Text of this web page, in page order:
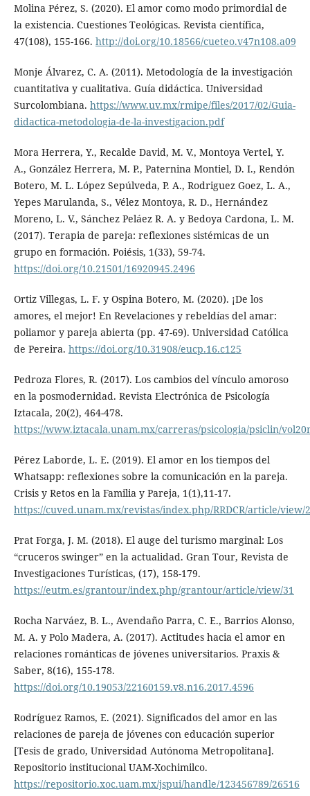
Molina Pérez, S. (2020). El amor como modo primordial de
la existencia. Cuestiones Teológicas. Revista científica,
47(108), 155-166. http://doi.org/10.18566/cueteo.v47n108.a09
Monje Álvarez, C. A. (2011). Metodología de la investigación
cuantitativa y cualitativa. Guía didáctica. Universidad
Surcolombiana. https://www.uv.mx/rmipe/files/2017/02/Guia-
didactica-metodologia-de-la-investigacion.pdf
Mora Herrera, Y., Recalde David, M. V., Montoya Vertel, Y.
A., González Herrera, M. P., Paternina Montiel, D. I., Rendón
Botero, M. L. López Sepúlveda, P. A., Rodriguez Goez, L. A.,
Yepes Marulanda, S., Vélez Montoya, R. D., Hernández
Moreno, L. V., Sánchez Peláez R. A. y Bedoya Cardona, L. M.
(2017). Terapia de pareja: reflexiones sistémicas de un
grupo en formación. Poiésis, 1(33), 59-74.
https://doi.org/10.21501/16920945.2496
Ortiz Villegas, L. F. y Ospina Botero, M. (2020). ¡De los
amores, el mejor! En Revelaciones y rebeldías del amar:
poliamor y pareja abierta (pp. 47-69). Universidad Católica
de Pereira. https://doi.org/10.31908/eucp.16.c125
Pedroza Flores, R. (2017). Los cambios del vínculo amoroso
en la posmodernidad. Revista Electrónica de Psicología
Iztacala, 20(2), 464-478.
https://www.iztacala.unam.mx/carreras/psicologia/psiclin/
Pérez Laborde, L. E. (2019). El amor en los tiempos del
Whatsapp: reflexiones sobre la comunicación en la pareja.
Crisis y Retos en la Familia y Pareja, 1(1),11-17.
https://cuved.unam.mx/revistas/index.php/RRDCR/article/view/
Prat Forga, J. M. (2018). El auge del turismo marginal: Los
“cruceros swinger” en la actualidad. Gran Tour, Revista de
Investigaciones Turísticas, (17), 158-179.
https://eutm.es/grantour/index.php/grantour/article/view/31
Rocha Narváez, B. L., Avendaño Parra, C. E., Barrios Alonso,
M. A. y Polo Madera, A. (2017). Actitudes hacia el amor en
relaciones románticas de jóvenes universitarios. Praxis &
Saber, 8(16), 155-178.
https://doi.org/10.19053/22160159.v8.n16.2017.4596
Rodríguez Ramos, E. (2021). Significados del amor en las
relaciones de pareja de jóvenes con educación superior
[Tesis de grado, Universidad Autónoma Metropolitana].
Repositorio institucional UAM-Xochimilco.
https://repositorio.xoc.uam.mx/jspui/handle/123456789/26516